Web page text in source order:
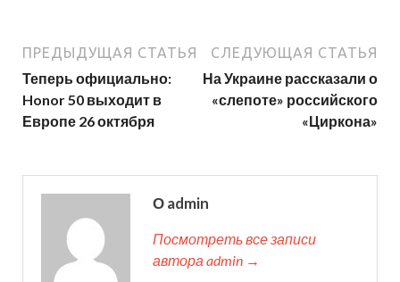
ПРЕДЫДУЩАЯ СТАТЬЯ
Теперь официально:
Honor 50 выходит в
Европе 26 октября
СЛЕДУЮЩАЯ СТАТЬЯ
На Украине рассказали о
«слепоте» российского
«Циркона»
О admin
Посмотреть все записи
автора admin →